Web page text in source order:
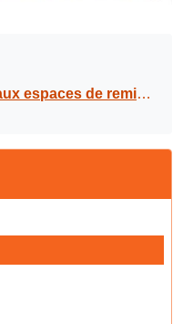
de remises en forme